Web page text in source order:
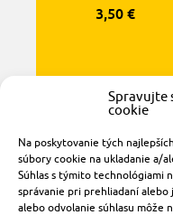
Spravujte
cookie
Na poskytovanie tých
súbory cookie na ukladanie a/
Súhlas s týmito technológiami
správanie pri prehliadaní
alebo odvolanie súhlasu môže
3,50€